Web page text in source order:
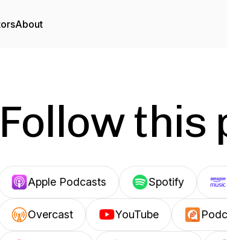
About
Follow this
Apple Podcasts Spotify
Overcast YouTube